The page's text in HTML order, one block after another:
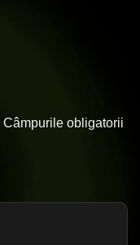
Câmpurile obligatorii